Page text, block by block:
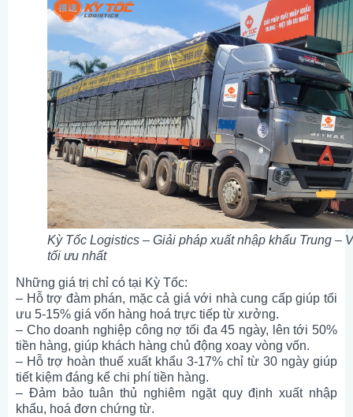
Kỳ Tốc Logistics – Giải pháp xuất nhập khẩu Trung –
tối ưu nhất
Những giá trị chỉ có tại Kỳ Tốc:
– Hỗ trợ đàm phán, mặc cả giá với nhà cung cấp giúp tối
ưu 5-15% giá vốn hàng hoá trực tiếp từ xưởng.
– Cho doanh nghiệp công nợ tối đa 45 ngày, lên tới 50%
tiền hàng, giúp khách hàng chủ động xoay vòng vốn.
– Hỗ trợ hoàn thuế xuất khẩu 3-17% chỉ từ 30 ngày giúp
tiết kiệm đáng kể chi phí tiền hàng.
– Đảm bảo tuân thủ nghiêm ngặt quy định xuất nhập
khẩu, hoá đơn chứng từ.